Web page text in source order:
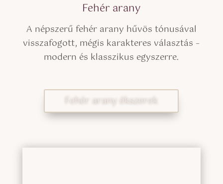
Fehér arany
A népszerű fehér arany hűvös tónusával
visszafogott, mégis karakteres választás –
modern és klasszikus egyszerre.
Fehér arany ékszerek